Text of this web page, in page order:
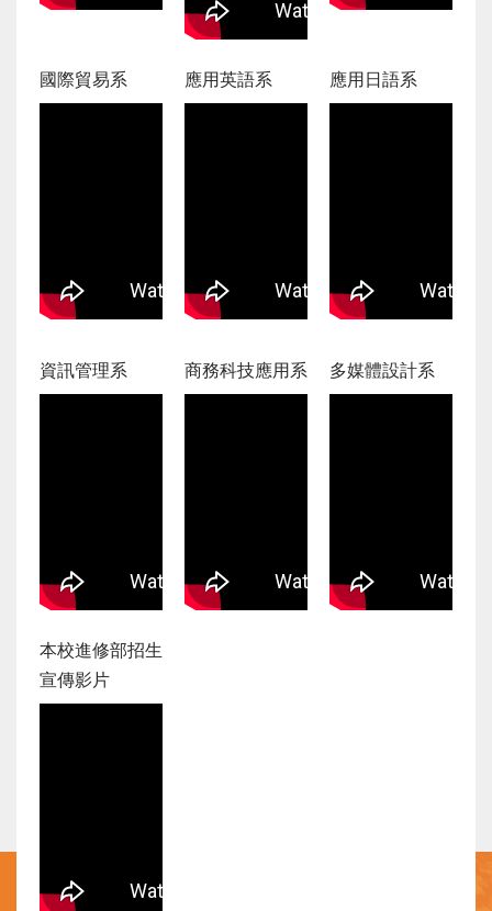
國際貿易系 應用英語系 應用日語系
資訊管理系 商務科技應用系 多媒體設計系
本校進修部招生
宣傳影片